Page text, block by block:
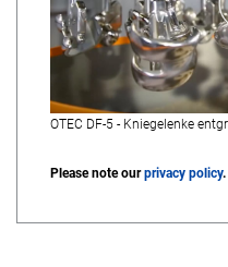
OTEC DF-5 - Kniegelenke
Please note ourprivacy policy.